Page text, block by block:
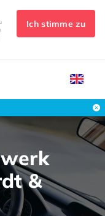
Ich stimme zu
&